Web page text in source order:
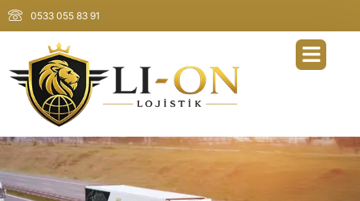
0533 055 83 91